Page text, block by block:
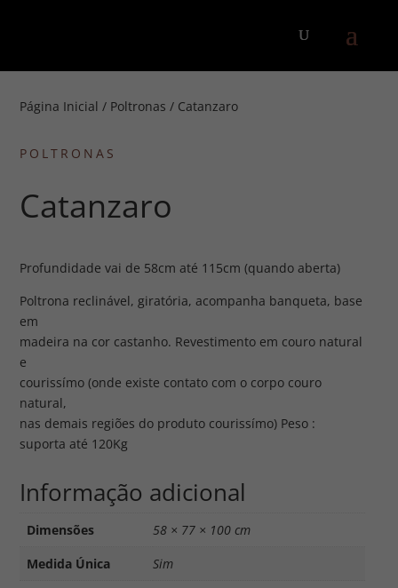
Página Inicial / Poltronas / Catanzaro
POLTRONAS
Catanzaro
Profundidade vai de 58cm até 115cm (quando aberta)
Poltrona reclinável, giratória, acompanha banqueta, base
em
madeira na cor castanho. Revestimento em couro natural
e
courissímo (onde existe contato com o corpo couro
natural,
nas demais regiões do produto courissímo) Peso :
suporta até 120Kg
Informação adicional
Dimensões
58 × 77 × 100 cm
Medida Única
Sim